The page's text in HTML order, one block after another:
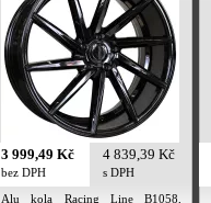
3 999,49 Kč
bez DPH
4 839,39 Kč
s DPH
Alu kola Racing Line B1058,